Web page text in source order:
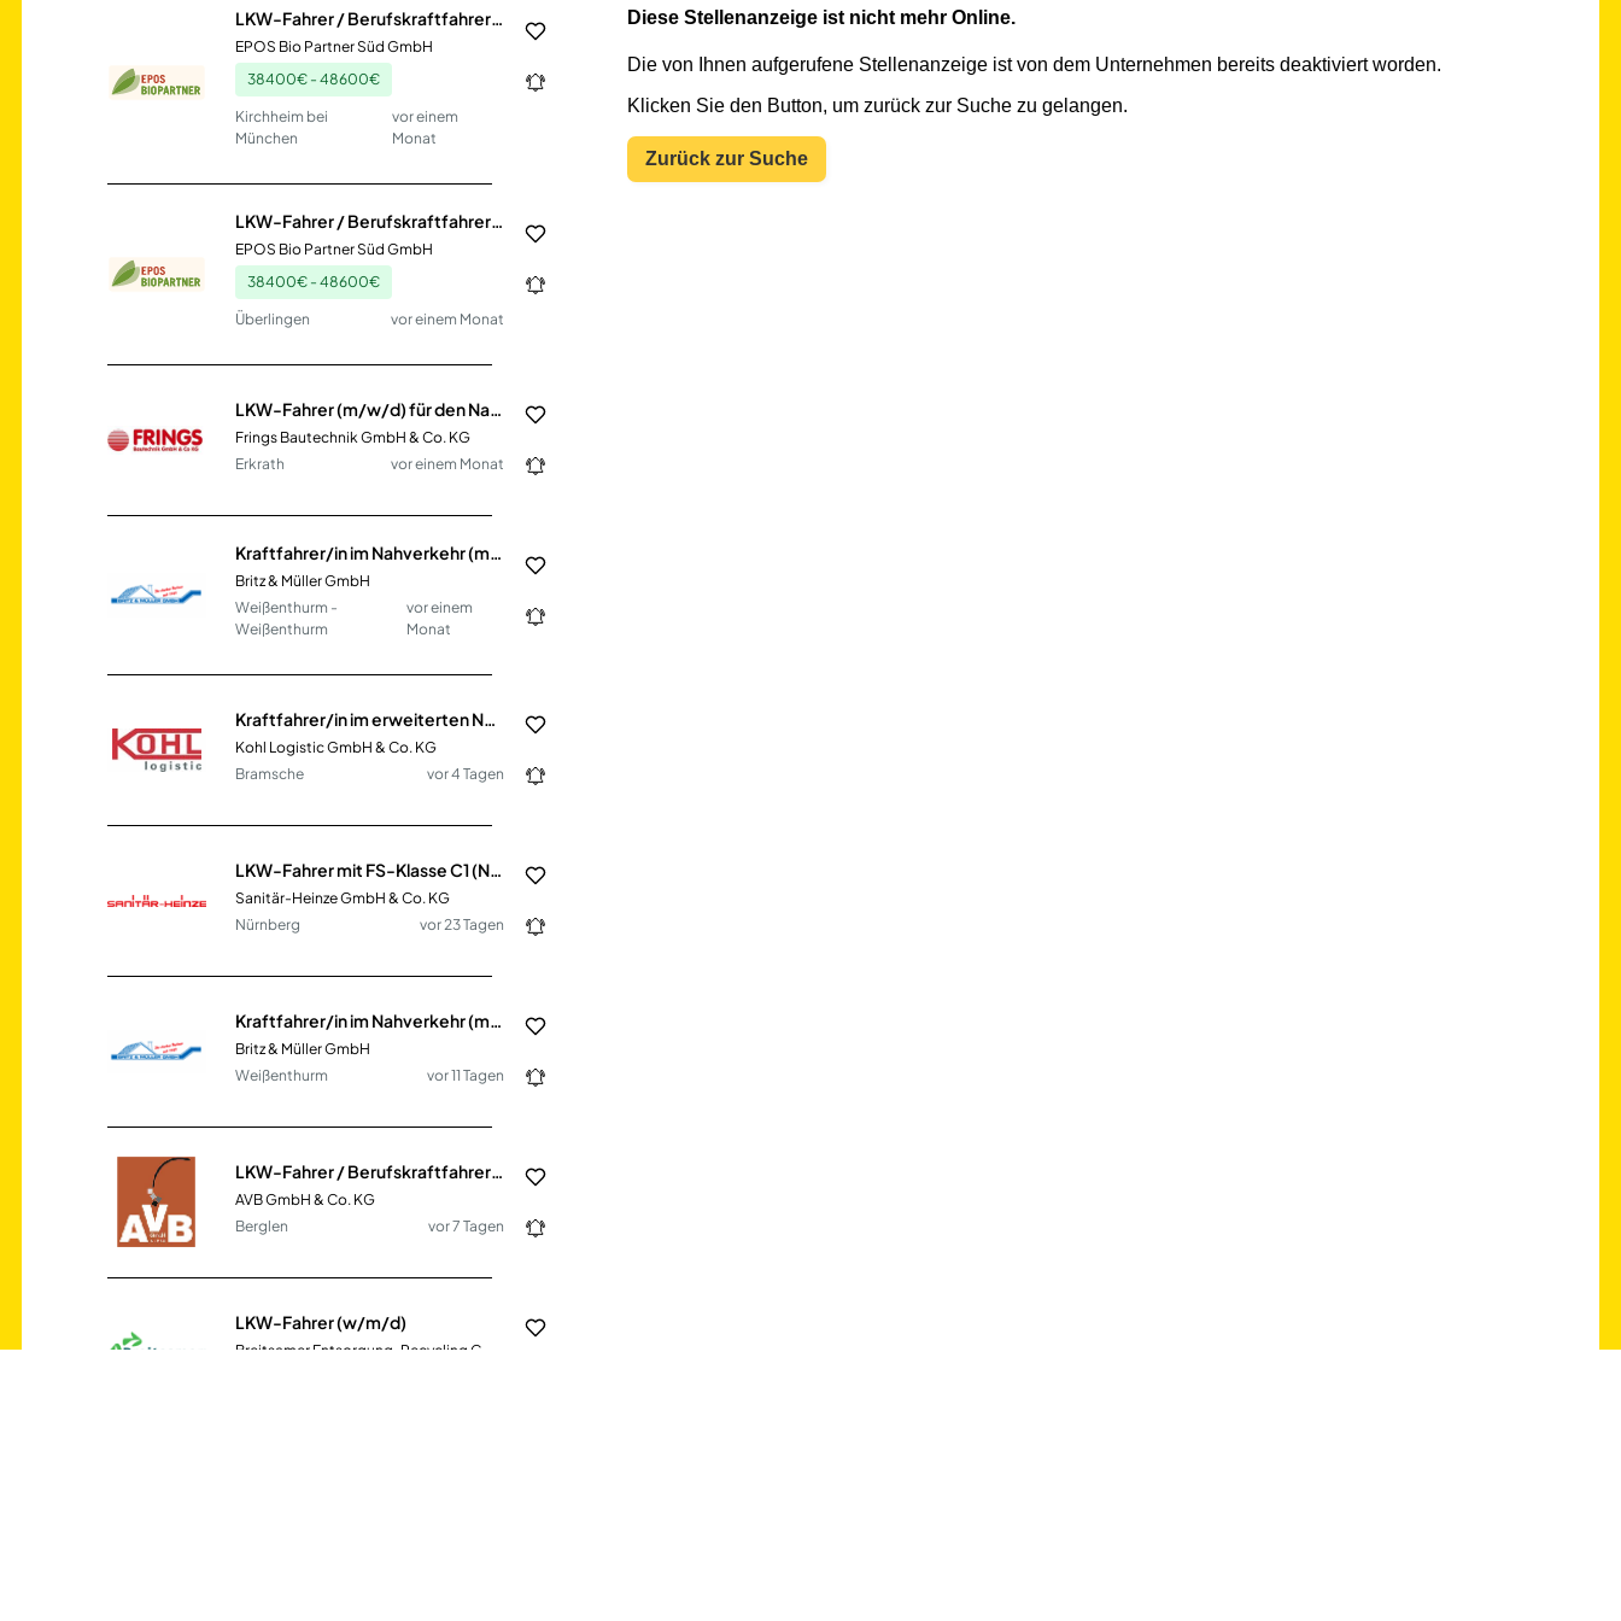
LKW-Fahrer / Berufskraftfahrer (m/w/d) Nahverkehr
EPOS Bio Partner Süd GmbH
38400€ - 48600€
Kirchheim bei
München
vor einem
Monat
LKW-Fahrer / Berufskraftfahrer (m/w/d) Nahverkehr
EPOS Bio Partner Süd GmbH
38400€ - 48600€
Überlingen vor einem Monat
LKW-Fahrer (m/w/d) für den Nahverkehr
Frings Bautechnik GmbH & Co. KG
Erkrath
vor einem Monat
Kraftfahrer/in im Nahverkehr (m/w/d)
Britz & Müller GmbH
Weißenthurm -
Weißenthurm
vor einem
Monat
Kraftfahrer/in im erweiterten Nahverkehr (m/w/d)
Kohl Logistic GmbH & Co. KG
Bramsche
vor 4 Tagen
LKW-Fahrer mit FS-Klasse C1 (Nahverkehr) (m/w/d)
Sanitär-Heinze GmbH & Co. KG
Nürnberg
vor 23 Tagen
Kraftfahrer/in im Nahverkehr (m/w/d)
Britz & Müller GmbH
Weißenthurm
vor 11 Tagen
LKW-Fahrer / Berufskraftfahrer (m/w/d) für Absetzmulden und Abrollcontainer im Nahverkehr
AVB GmbH & Co. KG
Berglen
vor 7 Tagen
LKW-Fahrer (w/m/d)